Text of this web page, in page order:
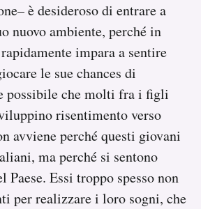
è desideroso di entrare a
nuovo ambiente, perché in
impara a sentire
le sue chances di
possibile che molti fra i figli
risentimento verso
avviene perché questi giovani
ma perché si sentono
Essi troppo spesso non
per realizzare i loro sogni, che